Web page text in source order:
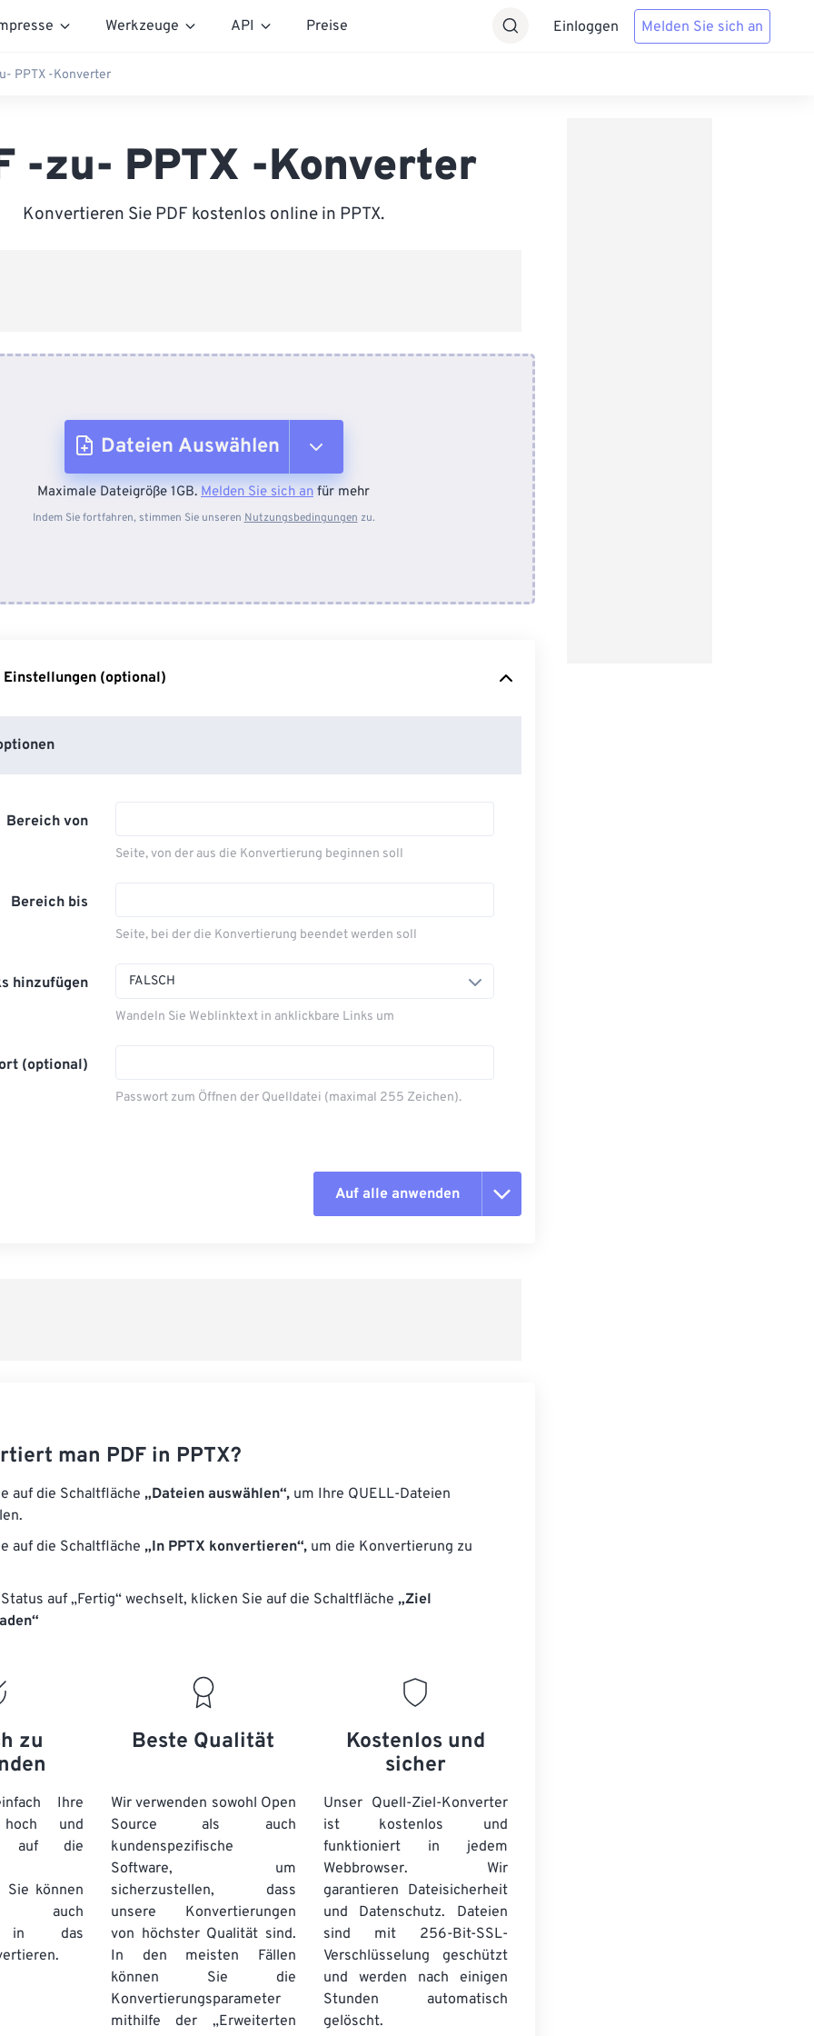
Werkzeuge API Preise Einloggen Melden Sie sich an
PPTX -Konverter
-zu- PPTX -Konverter
Konvertieren Sie PDF kostenlos online in PPTX.
Dateien Auswählen
Vom Gerät
Maximale Dateigröße 1GB. Melden Sie sich an für mehr
Indem Sie fortfahren, stimmen Sie unseren Nutzungsbedingungen zu.
(optional)
Bereich von
Seite, von der aus die Konvertierung beginnen soll
Bereich bis
Seite, bei der die Konvertierung beendet werden soll
hinzufügen FALSCH
Wandeln Sie Weblinktext in anklickbare Links um
(optional)
Passwort zum Öffnen der Quelldatei (maximal 255 Zeichen).
Auf alle anwenden
man PDF in PPTX?
auf die Schaltfläche „Dateien auswählen“, um Ihre QUELL-Dateien
auf die Schaltfläche „In PPTX konvertieren“, um die Konvertierung zu
auf „Fertig“ wechselt, klicken Sie auf die Schaltfläche „Ziel
zu
Ihre
hoch und
auf die
Sie können
in das
Beste Qualität
Wir verwenden sowohl Open
Source als auch
kundenspezifische
Software, um
sicherzustellen, dass
unsere Konvertierungen
von höchster Qualität sind.
In den meisten Fällen
können Sie die
Konvertierungsparameter
mithilfe der „Erweiterten
Kostenlos und
sicher
Unser Quell-Ziel-Konverter
ist kostenlos und
funktioniert in jedem
Webbrowser. Wir
garantieren Dateisicherheit
und Datenschutz. Dateien
sind mit 256-Bit-SSL-
Verschlüsselung geschützt
und werden nach einigen
Stunden automatisch
gelöscht.